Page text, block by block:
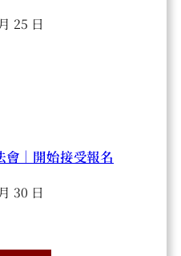
25 日
會｜開始接受報名
30 日